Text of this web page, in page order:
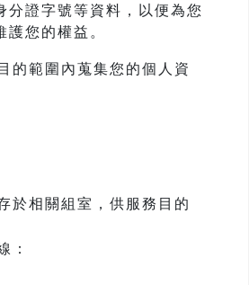
證字號等資料，以便為您
您的權益。
的範圍內蒐集您的個人資
於相關組室，供服務目的
：